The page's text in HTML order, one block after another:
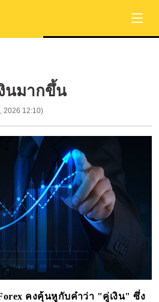
นมากขึ้น
2026 12:10)
คงคุ้นหูกับคำว่า "คู่เงิน" ซึ่ง